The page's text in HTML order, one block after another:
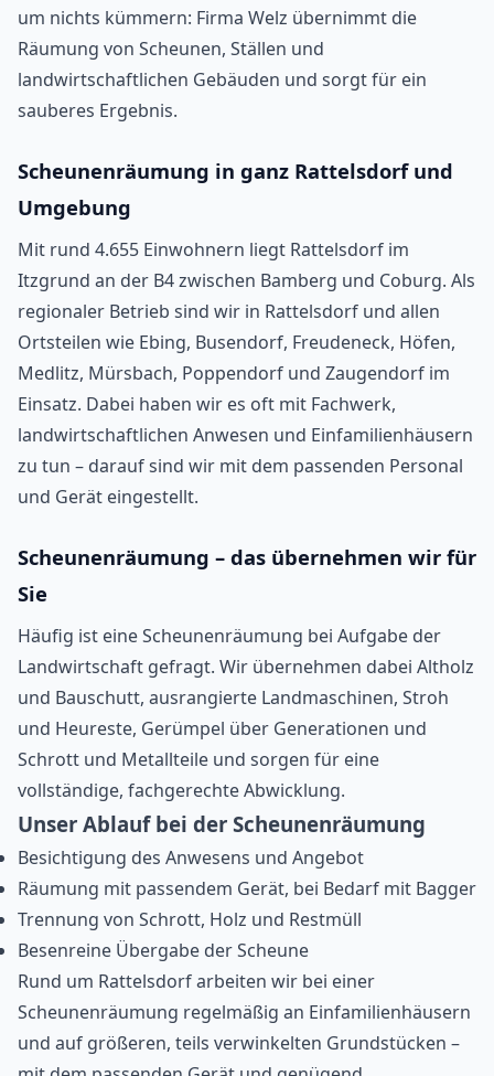
um nichts kümmern: Firma Welz übernimmt die
Räumung von Scheunen, Ställen und
landwirtschaftlichen Gebäuden und sorgt für ein
sauberes Ergebnis.
Scheunenräumung in ganz Rattelsdorf und
Umgebung
Mit rund 4.655 Einwohnern liegt Rattelsdorf im
Itzgrund an der B4 zwischen Bamberg und Coburg. Als
regionaler Betrieb sind wir in Rattelsdorf und allen
Ortsteilen wie Ebing, Busendorf, Freudeneck, Höfen,
Medlitz, Mürsbach, Poppendorf und Zaugendorf im
Einsatz. Dabei haben wir es oft mit Fachwerk,
landwirtschaftlichen Anwesen und Einfamilienhäusern
zu tun – darauf sind wir mit dem passenden Personal
und Gerät eingestellt.
Scheunenräumung – das übernehmen wir für
Sie
Häufig ist eine Scheunenräumung bei Aufgabe der
Landwirtschaft gefragt. Wir übernehmen dabei Altholz
und Bauschutt, ausrangierte Landmaschinen, Stroh
und Heureste, Gerümpel über Generationen und
Schrott und Metallteile und sorgen für eine
vollständige, fachgerechte Abwicklung.
Unser Ablauf bei der Scheunenräumung
Besichtigung des Anwesens und Angebot
Räumung mit passendem Gerät, bei Bedarf mit Bagger
Trennung von Schrott, Holz und Restmüll
Besenreine Übergabe der Scheune
Rund um Rattelsdorf arbeiten wir bei einer
Scheunenräumung regelmäßig an Einfamilienhäusern
und auf größeren, teils verwinkelten Grundstücken –